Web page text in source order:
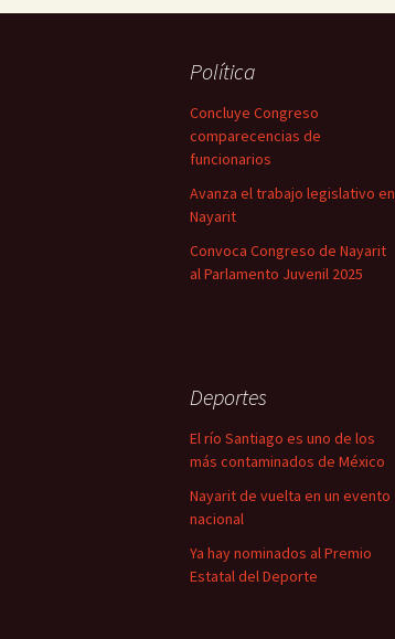
Política
Concluye Congreso
comparecencias de
funcionarios
Avanza el trabajo legislativo en
Nayarit
Convoca Congreso de Nayarit
al Parlamento Juvenil 2025
Deportes
El río Santiago es uno de los
más contaminados de México
Nayarit de vuelta en un evento
nacional
Ya hay nominados al Premio
Estatal del Deporte